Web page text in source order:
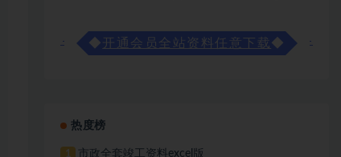
◆ 开通会员全站资料任意下载◆
热度榜
1 市政全套竣工资料excel版